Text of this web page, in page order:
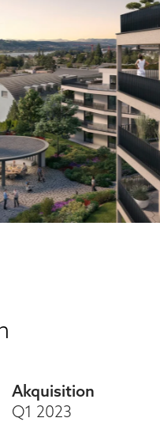
Akquisition
Q1 2023